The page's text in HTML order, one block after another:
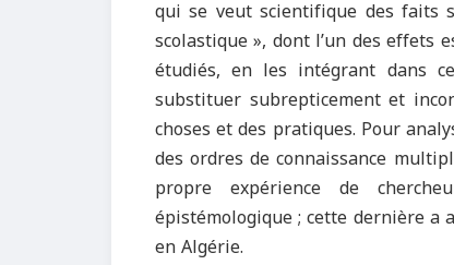
qui se veut scientifique des faits
scolastique », dont l’un des
étudiés, en les intégrant dans
substituer subrepticement et
choses et des pratiques. Pour
des ordres de connaissance
propre expérience de
épistémologique ; cette dernière a
en Algérie.